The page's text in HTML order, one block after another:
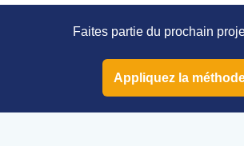
Faites partie du prochain
Appliquez la